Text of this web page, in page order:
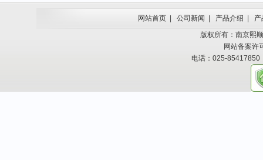
网站首页 公司新闻 产品介绍
产
版权所有：南京熙
网站备案许
电话：025-